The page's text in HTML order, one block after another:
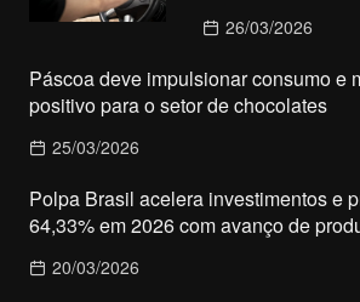
26/03/2026
Páscoa deve impulsionar consumo e
positivo para o setor de chocolates
25/03/2026
Polpa Brasil acelera investimentos e
64,33% em 2026 com avanço de
20/03/2026